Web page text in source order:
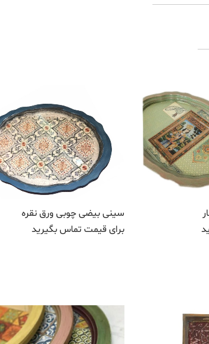
سینی بیضی چوبی ورق نقره
برای قیمت تماس بگیرید